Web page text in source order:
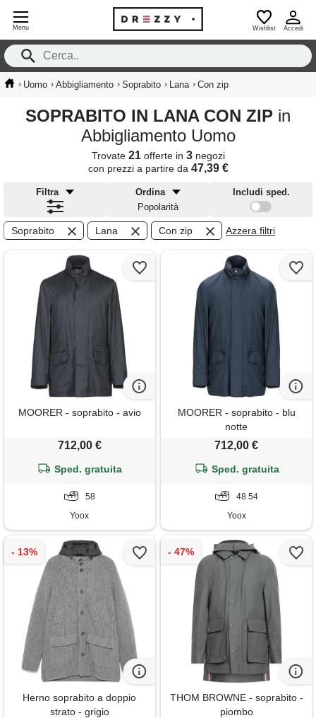
Menu Wishlist Accedi
› Uomo › Abbigliamento › Soprabito › Lana › Con zip
SOPRABITO IN LANA CON ZIP in
Abbigliamento Uomo
Trovate 21offerte in 3negozi
con prezzi a partire da 47,39 €
Filtra
Ordina
Popolarità
Includi sped.
Soprabito Lana Con zip Azzera filtri
MOORER - soprabito - avio
712,00 €
Sped. gratuita
58
Yoox
MOORER - soprabito - blu
notte
712,00 €
Sped. gratuita
48 54
Yoox
Herno soprabito a doppio
strato - grigio
THOM BROWNE - soprabito -
piombo